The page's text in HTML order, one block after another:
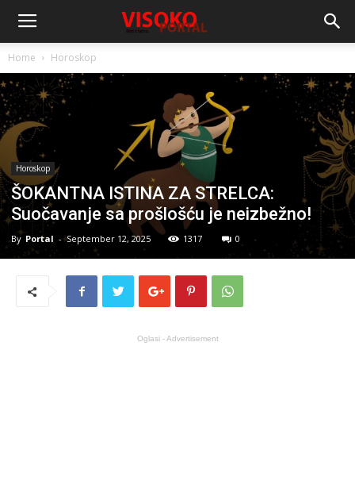
Home Horoskop
Horoskop
ŠOKANTNA ISTINA ZA STRELCA:
Suočavanje sa prošlošću je neizbežno!
By Portal - September 12, 2025 1317 0
Oglasi - Advertisement